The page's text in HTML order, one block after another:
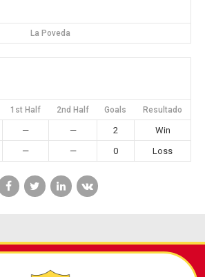
La Poveda
1st Half 2nd Half Goals Resultado
— — 2
Win
— — 0 Loss